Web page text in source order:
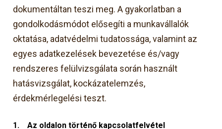
dokumentáltan teszi meg. A gyakorlatban a
gondolkodásmódot elősegíti a munkavállalók
oktatása, adatvédelmi tudatossága, valamint az
egyes adatkezelések bevezetése és/vagy
rendszeres felülvizsgálata során használt
hatásvizsgálat, kockázatelemzés,
érdekmérlegelési teszt.
1.Az oldalon történő kapcsolatfelvétel